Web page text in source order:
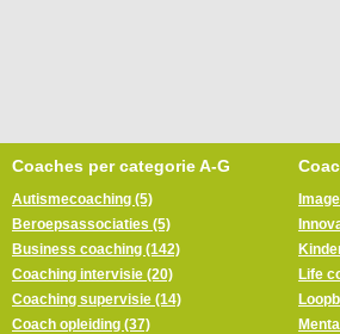
Coaches per categorie A-G
Autismecoaching (5)
Beroepsassociaties (5)
Business coaching (142)
Coaching intervisie (20)
Coaching supervisie (14)
Coach opleiding (37)
Life